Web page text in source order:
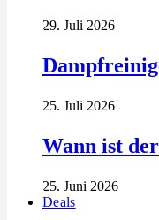
29. Juli 2026
25. Juli 2026
Wann ist
25. Juni 2026
Deals